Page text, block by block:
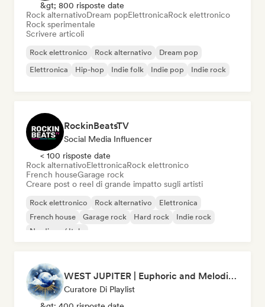
&gt; 800 risposte date
Rock alternativoDream popElettronicaRock elettronico
Rock sperimentale
Scrivere articoli
Rock elettronico Rock alternativo
Dream pop
Elettronica
Hip-hop Indie folk Indie pop Indie rock
RockinBeatsTV
Social Media Influencer
< 100 risposte date
Rock alternativoElettronicaRock elettronico
French houseGarage rock
Creare post o reel di grande impatto sugli artisti
Rock elettronico Rock alternativo
Elettronica
French house
Garage rock Hard rock
Indie rock
Nu-disco / Italo
WEST JUPITER | Euphoric and Melodic Techno | The Best Indie | Organic House
Curatore Di Playlist